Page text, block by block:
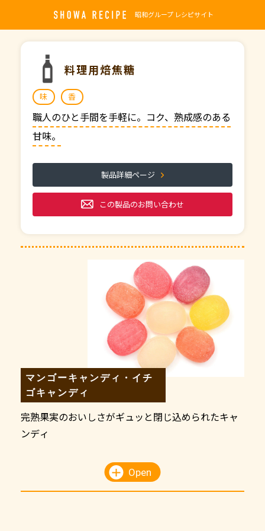
昭和グループ レシピサイト
料理用焙焦糖
味 香
職人のひと手間を手軽に。コク、熟成感のある
甘味。
製品詳細ページ
この製品のお問い合わせ
マンゴーキャンディ・イチ
ゴキャンディ
完熟果実のおいしさがギュッと閉じ込められたキャ
ンディ